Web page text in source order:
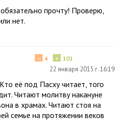
прочту! Проверю,
нет.
+ 101
− 4
22 января 2015 г. 16:19
её под Пасху читает, того
Читают молитву накануне
в храмах. Читают стоя на
семье на протяжении веков